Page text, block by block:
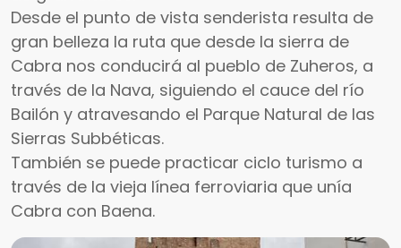
Desde el punto de vista senderista resulta de
gran belleza la ruta que desde la sierra de
Cabra nos conducirá al pueblo de Zuheros, a
través de la Nava, siguiendo el cauce del río
Bailón y atravesando el Parque Natural de las
Sierras Subbéticas.
También se puede practicar ciclo turismo a
través de la vieja línea ferroviaria que unía
Cabra con Baena.